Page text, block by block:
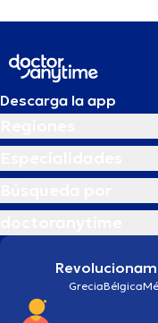
Descarga la app
GreciaBélgica